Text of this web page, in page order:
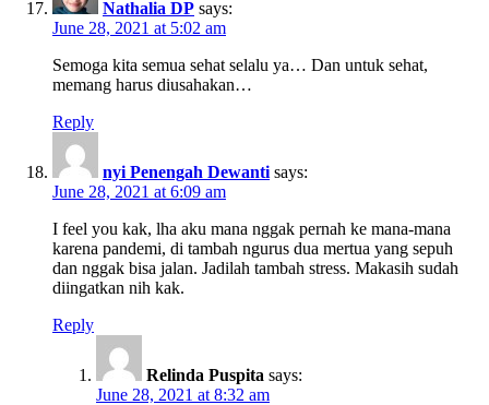
Nathalia DP says:
June 28, 2021 at 5:02 am
Semoga kita semua sehat selalu ya… Dan untuk sehat,
memang harus diusahakan…
Reply
nyi Penengah Dewanti says:
June 28, 2021 at 6:09 am
I feel you kak, lha aku mana nggak pernah ke mana-mana
karena pandemi, di tambah ngurus dua mertua yang sepuh
dan nggak bisa jalan. Jadilah tambah stress. Makasih sudah
diingatkan nih kak.
Reply
Relinda Puspita says:
June 28, 2021 at 8:32 am